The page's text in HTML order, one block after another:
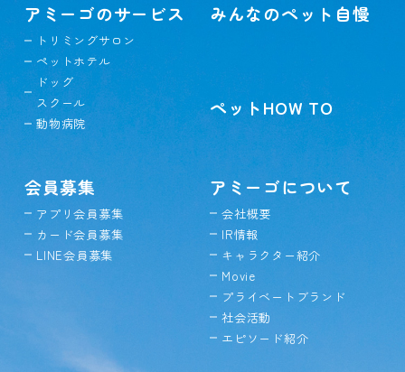
アミーゴのサービス
トリミングサロン
ペットホテル
ドッグ
スクール
動物病院
みんなのペット自慢
ペットHOW TO
会員募集
アプリ会員募集
カード会員募集
LINE会員募集
アミーゴについて
会社概要
IR情報
キャラクター紹介
Movie
プライベートブランド
社会活動
エピソード紹介